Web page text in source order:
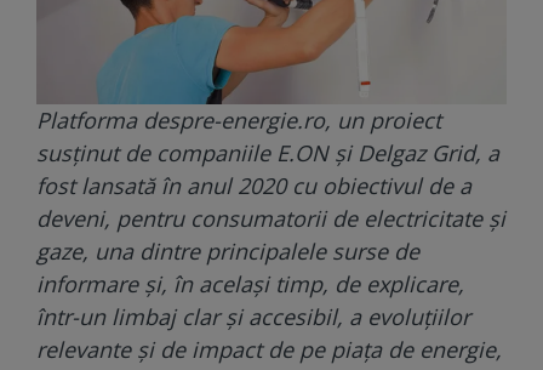
Platforma despre-energie.ro, un proiect
susținut de companiile E.ON și Delgaz Grid, a
fost lansată în anul 2020 cu obiectivul de a
deveni, pentru consumatorii de electricitate și
gaze, una dintre principalele surse de
informare și, în același timp, de explicare,
într-un limbaj clar și accesibil, a evoluțiilor
relevante și de impact de pe piața de energie,